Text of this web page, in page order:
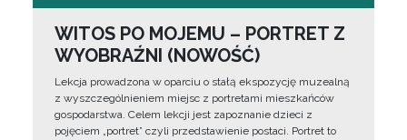
WITOS PO MOJEMU – PORTRET Z
WYOBRAŹNI (NOWOŚĆ)
Lekcja prowadzona w oparciu o stałą ekspozycję muzealną
z wyszczególnieniem miejsc z portretami mieszkańców
gospodarstwa. Celem lekcji jest zapoznanie dzieci z
pojęciem „portret” czyli przedstawienie postaci. Portret to